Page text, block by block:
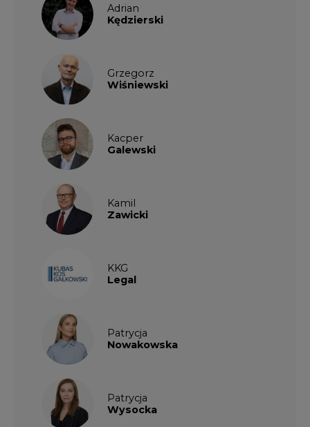
Adrian
Kędzierski
Grzegorz
Wiśniewski
Kacper
Galewski
Kamil
Zawicki
KKG
Legal
Patrycja
Nowakowska
Patrycja
Wysocka